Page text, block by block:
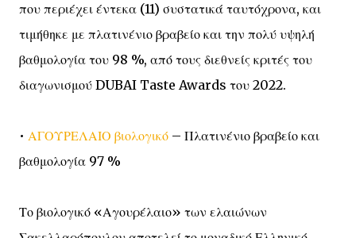
που περιέχει έντεκα (11) συστατικά ταυτόχρονα, και
τιμήθηκε με πλατινένιο βραβείο και την πολύ υψηλή
βαθμολογία του 98 %, από τους διεθνείς κριτές του
διαγωνισμού DUBAI Taste Awards του 2022.
• ΑΓΟΥΡΕΛΑΙΟ βιολογικό – Πλατινένιο βραβείο και
βαθμολογία 97 %
Το βιολογικό «Αγουρέλαιο» των ελαιώνων